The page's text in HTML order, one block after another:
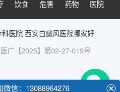
饮食 危害 药物 医院
科医院西安白癜风医院哪家好
广【2025】第02-27-019号
信：13088964276